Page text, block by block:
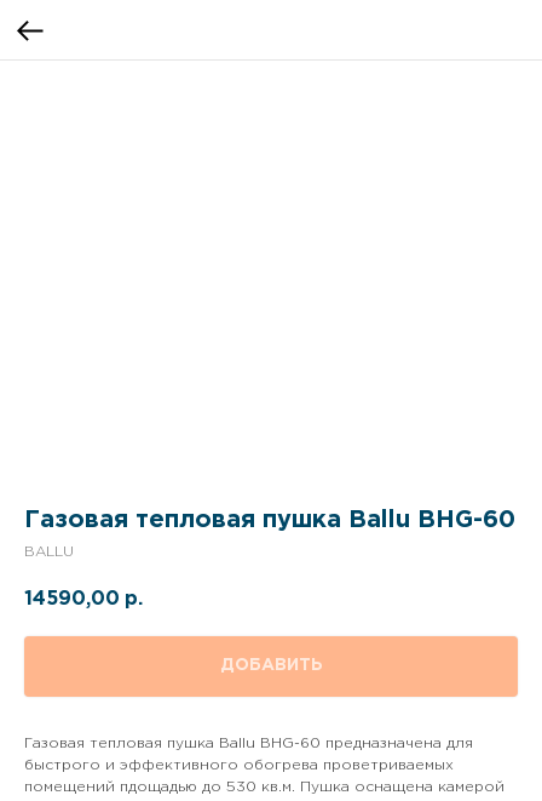
Газовая тепловая пушка Ballu BHG-60
BALLU
14590,00 р.
ДОБАВИТЬ
Газовая тепловая пушка Ballu BHG-60 предназначена для
быстрого и эффективного обогрева проветриваемых
помещений пдощадью до 530 кв.м. Пушка оснащена камерой